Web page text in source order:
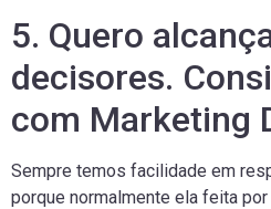
5. Quero
decisores.
com Marketing
Sempre temos facilidade em
porque normalmente ela feita